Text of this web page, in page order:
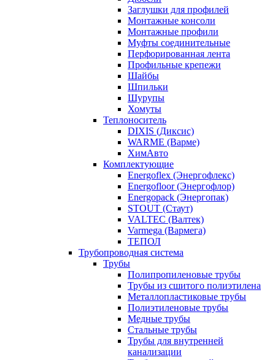
Заглушки для профилей
Монтажные консоли
Монтажные профили
Муфты соединительные
Перфорированная лента
Профильные крепежи
Шайбы
Шпильки
Шурупы
Хомуты
Теплоноситель
DIXIS (Диксис)
WARME (Варме)
ХимАвто
Комплектующие
Energoflex (Энергофлекс)
Energofloor (Энергофлор)
Energopack (Энергопак)
STOUT (Стаут)
VALTEC (Валтек)
Varmega (Вармега)
ТЕПОЛ
Трубопроводная система
Трубы
Полипропиленовые трубы
Трубы из сшитого полиэтилена
Металлопластиковые трубы
Полиэтиленовые трубы
Медные трубы
Стальные трубы
Трубы для внутренней
канализации